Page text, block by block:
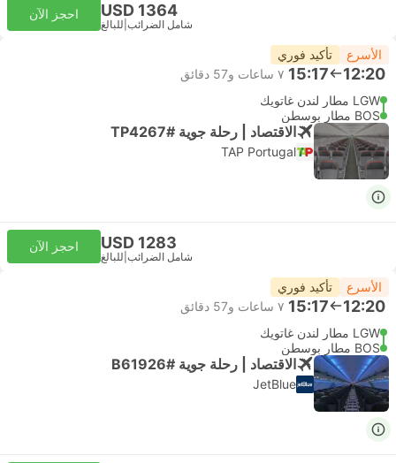
USD 1364
شامل الضرائب للبالغ
احجز الآن
الأسرع تأكيد فوري
12:20
15:17 ٧ ساعات و‫57 دقائق
LGW مطار لندن غاتويك
BOS مطار بوسطن
الاقتصاد | رحلة جوية #TP4267
TAP Portugal
USD 1283
شامل الضرائب للبالغ
احجز الآن
الأسرع تأكيد فوري
12:20
15:17 ٧ ساعات و‫57 دقائق
LGW مطار لندن غاتويك
BOS مطار بوسطن
الاقتصاد | رحلة جوية #B61926
JetBlue